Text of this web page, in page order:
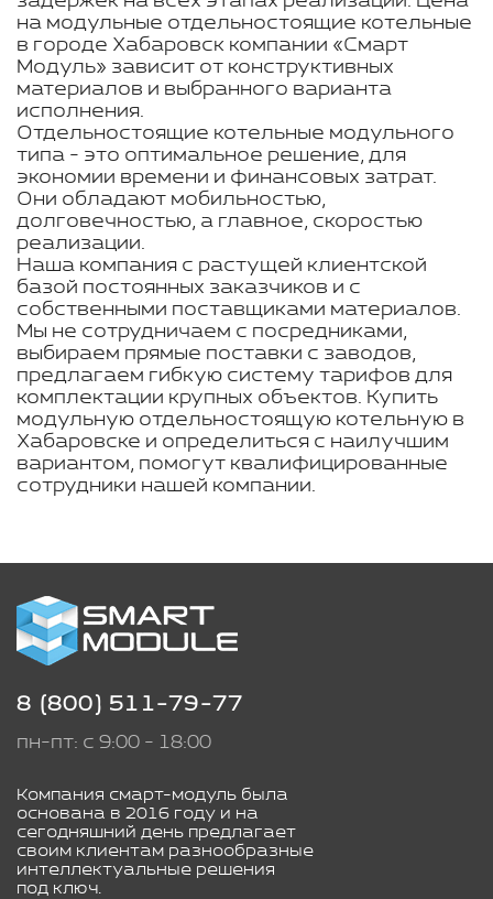
на модульные отдельностоящие котельные
в городе Хабаровск компании «Смарт
Модуль» зависит от конструктивных
материалов и выбранного варианта
исполнения.
Отдельностоящие котельные модульного
типа - это оптимальное решение, для
экономии времени и финансовых затрат.
Они обладают мобильностью,
долговечностью, а главное, скоростью
реализации.
Наша компания с растущей клиентской
базой постоянных заказчиков и с
собственными поставщиками материалов.
Мы не сотрудничаем с посредниками,
выбираем прямые поставки с заводов,
предлагаем гибкую систему тарифов для
комплектации крупных объектов. Купить
модульную отдельностоящую котельную в
Хабаровске и определиться с наилучшим
вариантом, помогут квалифицированные
сотрудники нашей компании.
8 (800) 511-79-77
пн-пт: с 9:00 - 18:00
Компания смарт-модуль была
основана в 2016 году и на
сегодняшний день предлагает
своим клиентам разнообразные
интеллектуальные решения
под ключ.